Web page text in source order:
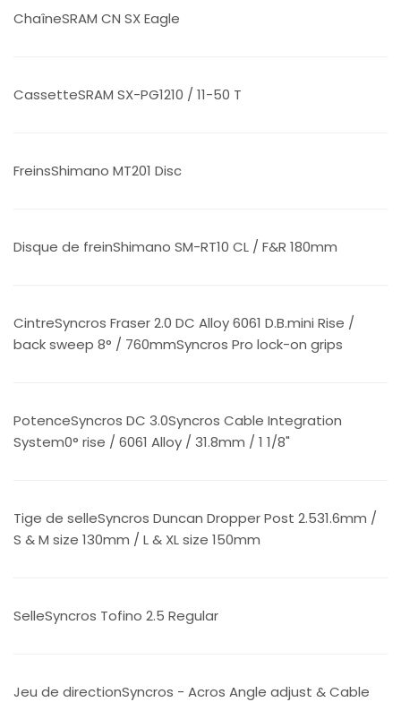
ChaîneSRAM CN SX Eagle
CassetteSRAM SX-PG1210 / 11-50 T
FreinsShimano MT201 Disc
Disque de freinShimano SM-RT10 CL / F&R 180mm
CintreSyncros Fraser 2.0 DC Alloy 6061 D.B.mini Rise /
back sweep 8° / 760mmSyncros Pro lock-on grips
PotenceSyncros DC 3.0Syncros Cable Integration
System0° rise / 6061 Alloy / 31.8mm / 1 1/8"
Tige de selleSyncros Duncan Dropper Post 2.531.6mm /
S & M size 130mm / L & XL size 150mm
SelleSyncros Tofino 2.5 Regular
Jeu de directionSyncros - Acros Angle adjust & Cable